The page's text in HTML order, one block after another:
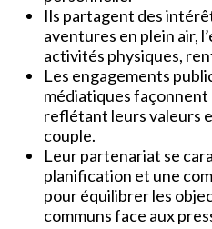
Ils partagent des
aventures en plein air,
activités physiques,
Les engagements
médiatiques façonnent
reflétant leurs valeurs
couple.
Leur partenariat se
planification et une
pour équilibrer les
communs face aux